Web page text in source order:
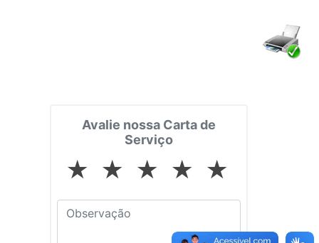
Avalie nossa Carta de
Serviço
★ ★ ★ ★ ★